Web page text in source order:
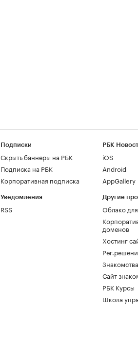
Подписки
Скрыть баннеры на РБК
Подписка на РБК
Корпоративная подписка
Уведомления
RSS
РБК
iOS
Android
AppGallery
Другие
Облако
доменов
Хостинг
Знакомства
Сайт
РБК Курсы
Школа